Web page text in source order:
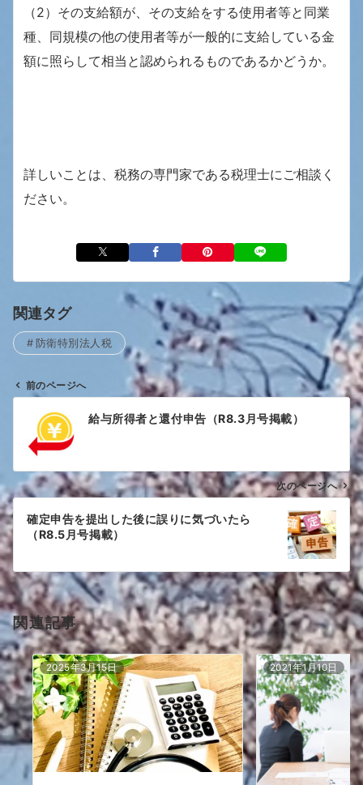
（2）その支給額が、その支給をする使用者等と同業
種、同規模の他の使用者等が一般的に支給している金
額に照らして相当と認められるものであるかどうか。
詳しいことは、税務の専門家である税理士にご相談く
ださい。
関連タグ
防衛特別法人税
ビ
ゲ
ー
シ
ン
前のページへ
給与所得者と還付申告（R8.3月号掲載）
次のページへ
確定申告を提出した後に誤りに気づいたら
（R8.5月号掲載）
関連記事
2025年3月15日 2021年1月10日